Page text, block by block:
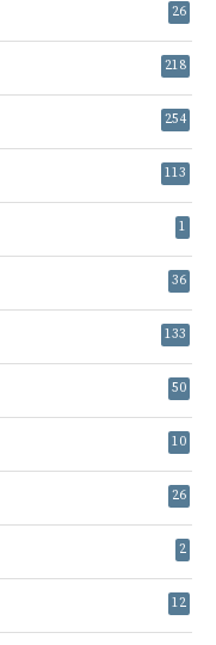
26
218
254
113
1
36
133
50
10
26
2
12